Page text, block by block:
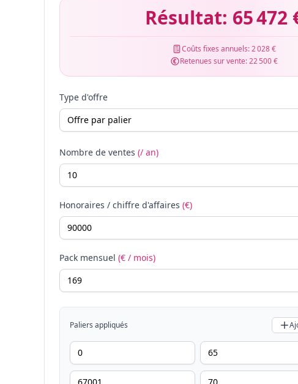
Résultat: 65 472
Coûts fixes annuels:2 028 €
Retenues sur vente:22 500 €
Type d'offre
Nombre de ventes (/ an)
Honoraires / chiffre d'affaires (€)
Pack mensuel (€ / mois)
Paliers appliqués